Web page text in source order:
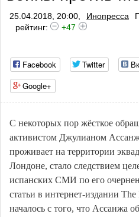
25.04.2018, 20:00, Инопресса
рейтинг:
+47
Facebook Twitter
Google+
С некоторых пор жёсткое
активистом Джулианом
проживает на территории
Лондоне, стало следствием
испанских СМИ по его
статьи в интернет-издании
началось с того, что Ассанжа